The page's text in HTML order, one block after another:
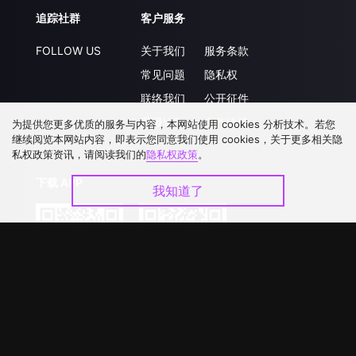
追踪社群
FOLLOW US
客户服务
关于我们
常见问题
联络我们
升级VIP
服务条款
隐私权
公开征件
合作洽談
为提供您更多优质的服务与内容，本网站使用 cookies 分析技术。若您
继续阅览本网站内容，即表示您同意我们使用 cookies，关于更多相关隐
私权政策资讯，请阅读我们的隐私权政策。
我知道了